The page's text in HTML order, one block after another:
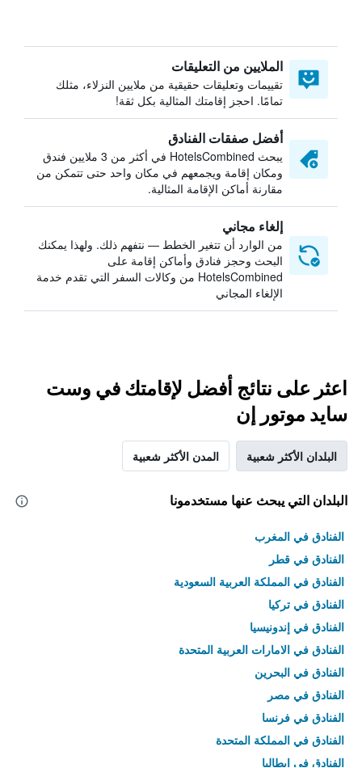
الملايين من التعليقات
تقييمات وتعليقات حقيقية من ملايين النزلاء، مثلك
تمامًا. احجز إقامتك المثالية بكل ثقة!
أفضل صفقات الفنادق
يبحث HotelsCombined في أكثر من 3 ملايين فندق
ومكان إقامة ويجمعهم في مكان واحد حتى تتمكن من
مقارنة أماكن الإقامة المثالية.
إلغاء مجاني
من الوارد أن تتغير الخطط — نتفهم ذلك. ولهذا يمكنك
البحث وحجز فنادق وأماكن إقامة على
HotelsCombined من وكالات السفر التي تقدم خدمة
الإلغاء المجاني
اعثر على نتائج أفضل لإقامتك في وست
سايد موتور إن
البلدان الأكثر شعبية المدن الأكثر شعبية
البلدان التي يبحث عنها مستخدمونا
الفنادق في المغرب
الفنادق في قطر
الفنادق في المملكة العربية السعودية
الفنادق في تركيا
الفنادق في إندونيسيا
الفنادق في الامارات العربية المتحدة
الفنادق في البحرين
الفنادق في مصر
الفنادق في فرنسا
الفنادق في المملكة المتحدة
الفنادق في إيطاليا